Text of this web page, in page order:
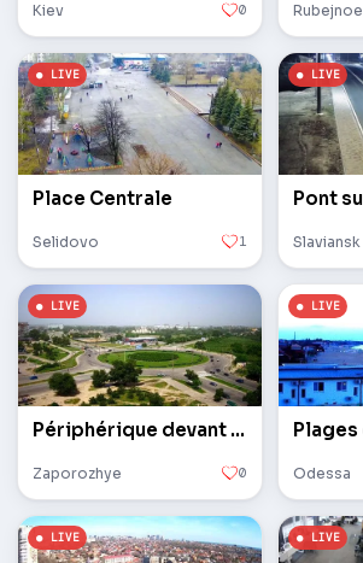
Kiev 0 Rubejnoe
Place Centrale
Selidovo 1 Slaviansk
Périphérique devant le microdistrict de Yuzhny
Zaporozhye 0 Odessa